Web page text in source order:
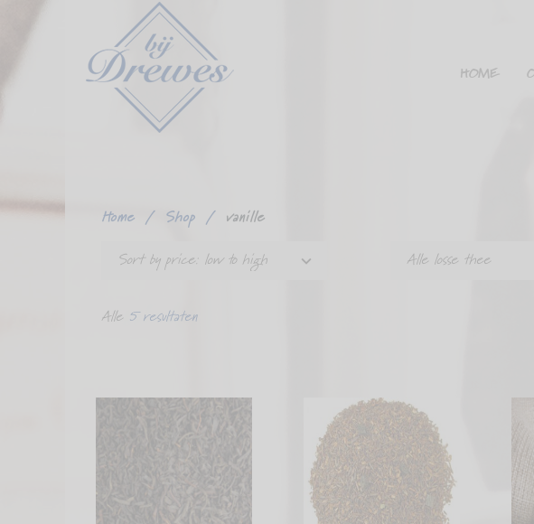
HOME
Home / Shop / vanille
Sort by price: low to high
Alle losse thee
Alle 5 resultaten